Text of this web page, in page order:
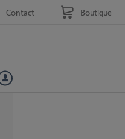
Contact Boutique